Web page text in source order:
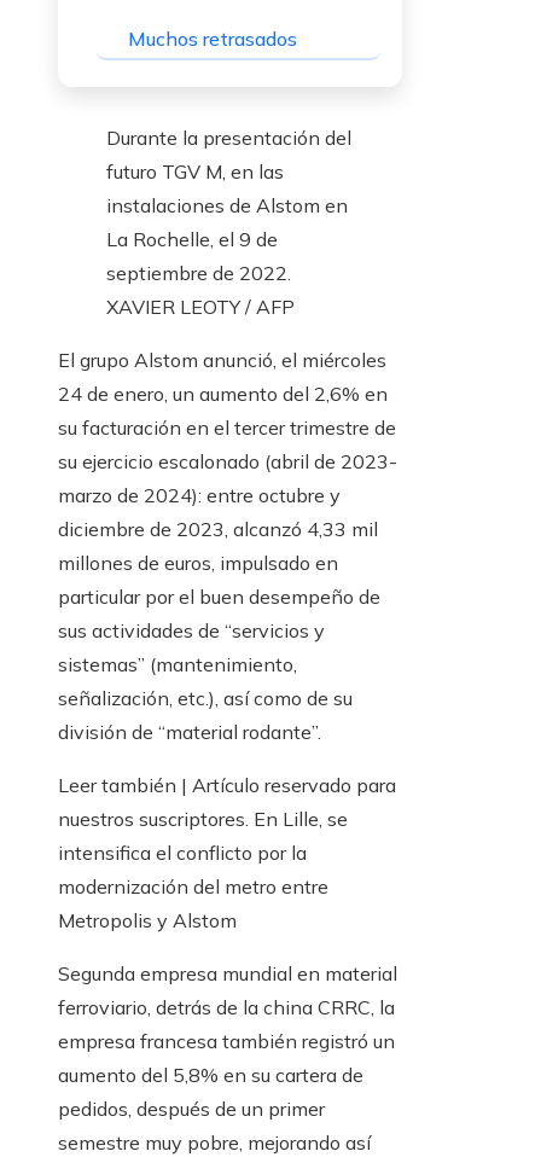
Muchos retrasados
Durante la presentación del
futuro TGV M, en las
instalaciones de Alstom en
La Rochelle, el 9 de
septiembre de 2022.
XAVIER LEOTY / AFP
El grupo Alstom anunció, el miércoles
24 de enero, un aumento del 2,6% en
su facturación en el tercer trimestre de
su ejercicio escalonado (abril de 2023-
marzo de 2024): entre octubre y
diciembre de 2023, alcanzó 4,33 mil
millones de euros, impulsado en
particular por el buen desempeño de
sus actividades de “servicios y
sistemas” (mantenimiento,
señalización, etc.), así como de su
división de “material rodante”.
Leer también | Artículo reservado para
nuestros suscriptores. En Lille, se
intensifica el conflicto por la
modernización del metro entre
Metropolis y Alstom
Segunda empresa mundial en material
ferroviario, detrás de la china CRRC, la
empresa francesa también registró un
aumento del 5,8% en su cartera de
pedidos, después de un primer
semestre muy pobre, mejorando así